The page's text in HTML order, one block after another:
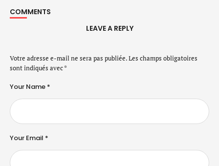
COMMENTS
LEAVE A REPLY
Votre adresse e-mail ne sera pas publiée.Les champs obligatoires
sont indiqués avec*
Your Name *
Your Email *